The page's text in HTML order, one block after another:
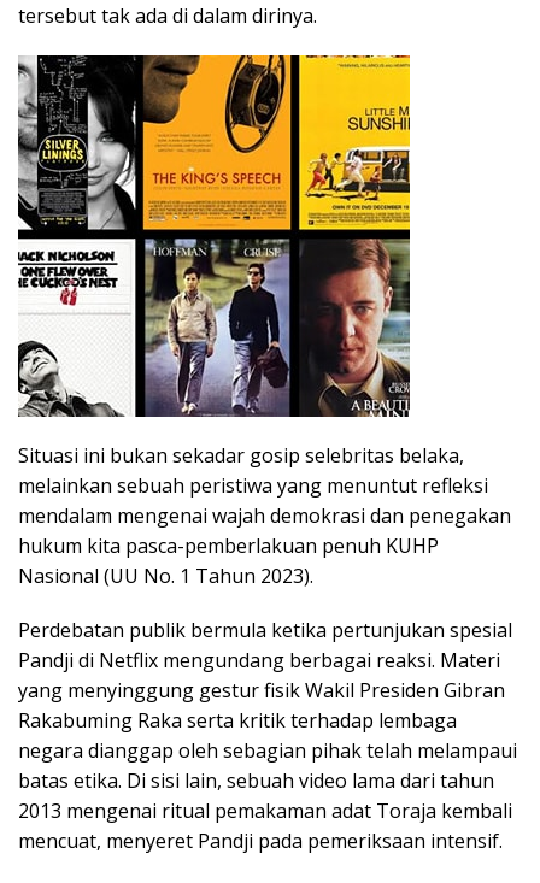
tersebut tak ada di dalam dirinya.
Situasi ini bukan sekadar gosip selebritas belaka,
melainkan sebuah peristiwa yang menuntut refleksi
mendalam mengenai wajah demokrasi dan penegakan
hukum kita pasca-pemberlakuan penuh KUHP
Nasional (UU No. 1 Tahun 2023).
Perdebatan publik bermula ketika pertunjukan spesial
Pandji di Netflix mengundang berbagai reaksi. Materi
yang menyinggung gestur fisik Wakil Presiden Gibran
Rakabuming Raka serta kritik terhadap lembaga
negara dianggap oleh sebagian pihak telah melampaui
batas etika. Di sisi lain, sebuah video lama dari tahun
2013 mengenai ritual pemakaman adat Toraja kembali
mencuat, menyeret Pandji pada pemeriksaan intensif.